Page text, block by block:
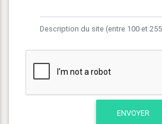
Description du site (entre 100 et
ENVOYER